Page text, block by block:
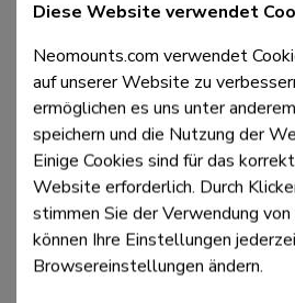
Neu
FL15-628BL1
Tablet-Bodenständer - max 3 kg |
Diese Website verwendet
Neomounts.com verwendet
auf unserer Website zu
ermöglichen es uns unter
speichern und die Nutzung der
Einige Cookies sind für das
Website erforderlich. Durch
stimmen Sie der Verwendung von
können Ihre Einstellungen
Browsereinstellungen ändern.